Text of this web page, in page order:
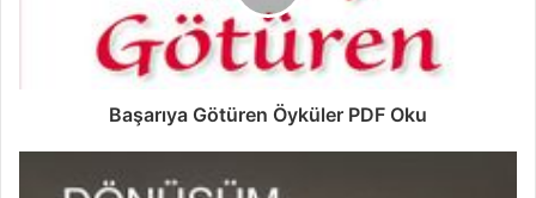
Başarıya Götüren Öyküler PDF Oku